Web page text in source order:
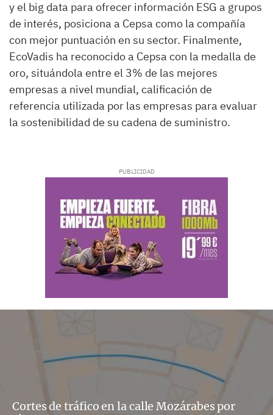
y el big data para ofrecer información ESG a grupos
de interés, posiciona a Cepsa como la compañía
con mejor puntuación en su sector. Finalmente,
EcoVadis ha reconocido a Cepsa con la medalla de
oro, situándola entre el 3% de las mejores
empresas a nivel mundial, calificación de
referencia utilizada por las empresas para evaluar
la sostenibilidad de su cadena de suministro.
Cortes de tráfico en la calle Mozárabes por